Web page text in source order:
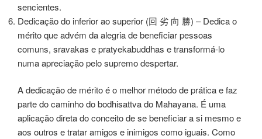
sencientes.
Dedicação do inferior ao superior (回 劣 向 勝) – Dedica o
mérito que advém da alegria de beneficiar pessoas
comuns, sravakas e pratyekabuddhas e transformá-lo
numa apreciação pelo supremo despertar.
A dedicação de mérito é o melhor método de prática e faz
parte do caminho do bodhisattva do Mahayana. É uma
aplicação direta do conceito de se beneficiar a si mesmo e
aos outros e tratar amigos e inimigos como iguais. Como